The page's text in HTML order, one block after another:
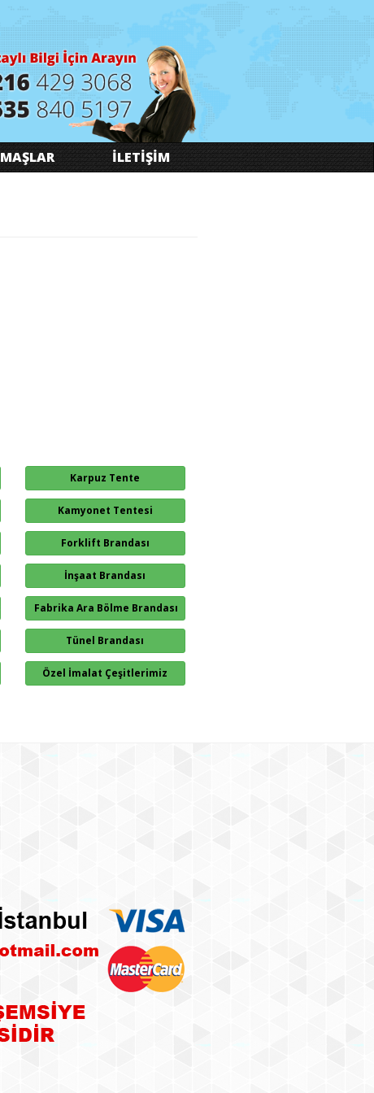
İLETİŞİM
Karpuz Tente
Kamyonet Tentesi
Forklift Brandası
İnşaat Brandası
Fabrika Ara Bölme Brandası
Tünel Brandası
Özel İmalat Çeşitlerimiz